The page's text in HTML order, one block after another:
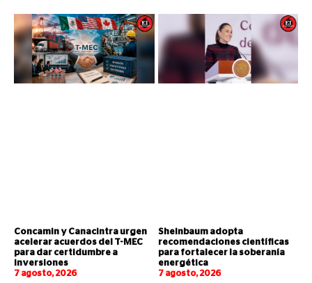
Concamin y Canacintra urgen
acelerar acuerdos del T-MEC
para dar certidumbre a
inversiones
7 agosto, 2026
Sheinbaum adopta
recomendaciones científicas
para fortalecer la soberanía
energética
7 agosto, 2026